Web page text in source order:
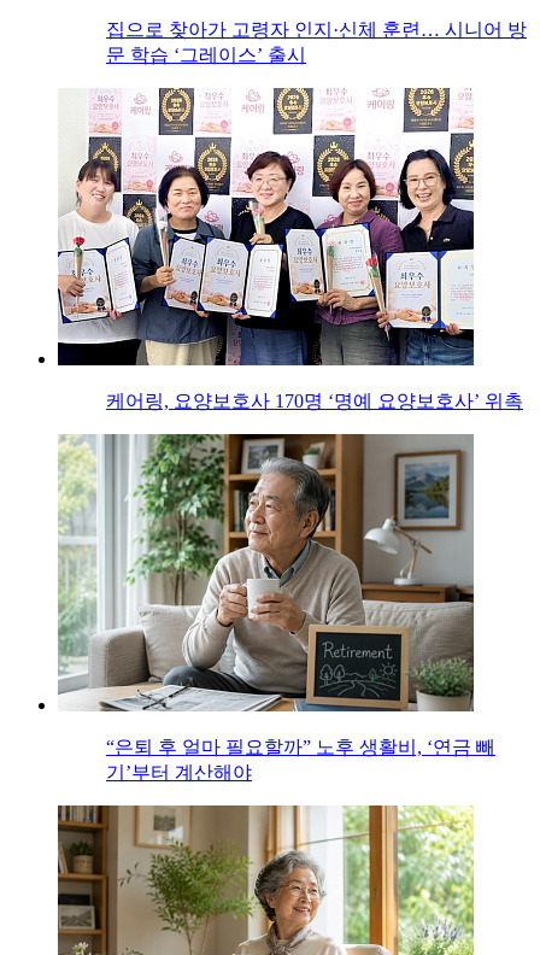
집으로 찾아가 고령자 인지·신체 훈련… 시니어 방
문 학습 ‘그레이스’ 출시
케어링, 요양보호사 170명 ‘명예 요양보호사’ 위촉
“은퇴 후 얼마 필요할까” 노후 생활비, ‘연금 빼
기’부터 계산해야